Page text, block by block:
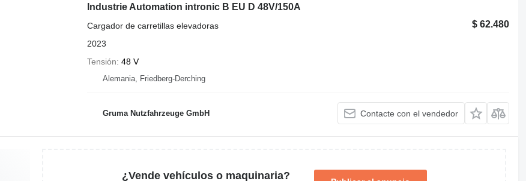
Industrie Automation intronic B EU D 48V/150A
$ 62.480
Cargador de carretillas elevadoras
2023
Tensión 48 V
Alemania, Friedberg-Derching
Gruma Nutzfahrzeuge GmbH Contacte con el vendedor
¿Vende vehículos o maquinaria?